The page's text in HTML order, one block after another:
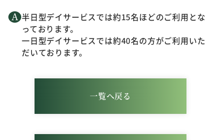
半日型デイサービスでは約15名ほどのご利用とな
っております。
一日型デイサービスでは約40名の方がご利用いた
だいております。
一覧へ戻る